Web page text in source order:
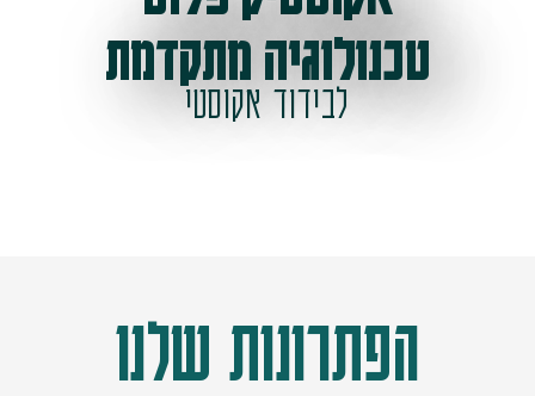
טכנולוגיה מתקדמת
לבידוד אקוסטי
הפתרונות שלנו